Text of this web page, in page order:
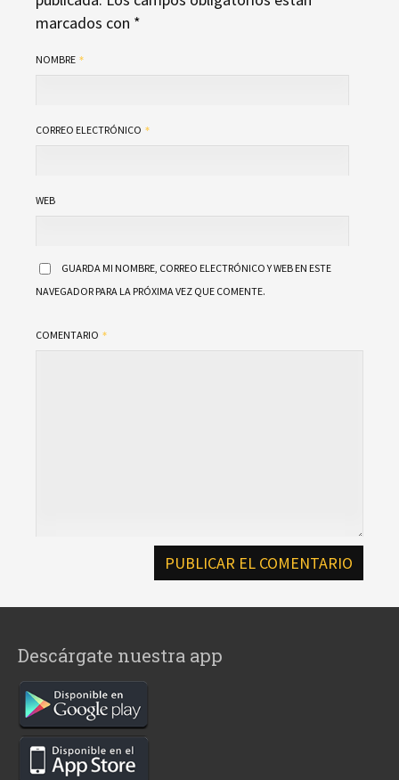
marcados con *
NOMBRE
CORREO ELECTRÓNICO
WEB
GUARDA MI NOMBRE, CORREO ELECTRÓNICO Y WEB EN ESTE
NAVEGADOR PARA LA PRÓXIMA VEZ QUE COMENTE.
COMENTARIO
Descárgate nuestra app